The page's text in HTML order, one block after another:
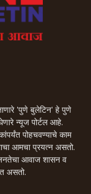
'पुणे बुलेटिन' हे पुणे
न्यूज पोर्टल आहे.
पोहचवण्याचे काम
आमचा प्रयत्न असतो.
जनतेचा आवाज शासन व
असतो.